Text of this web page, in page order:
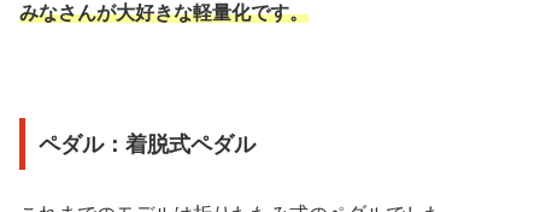
みなさんが大好きな軽量化です。
ペダル：着脱式ペダル